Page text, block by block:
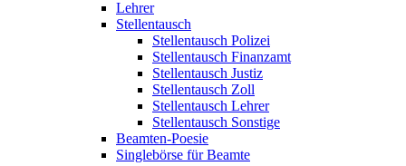
Lehrer
Stellentausch
Stellentausch Polizei
Stellentausch Finanzamt
Stellentausch Justiz
Stellentausch Zoll
Stellentausch Lehrer
Stellentausch Sonstige
Beamten-Poesie
Singlebörse für Beamte